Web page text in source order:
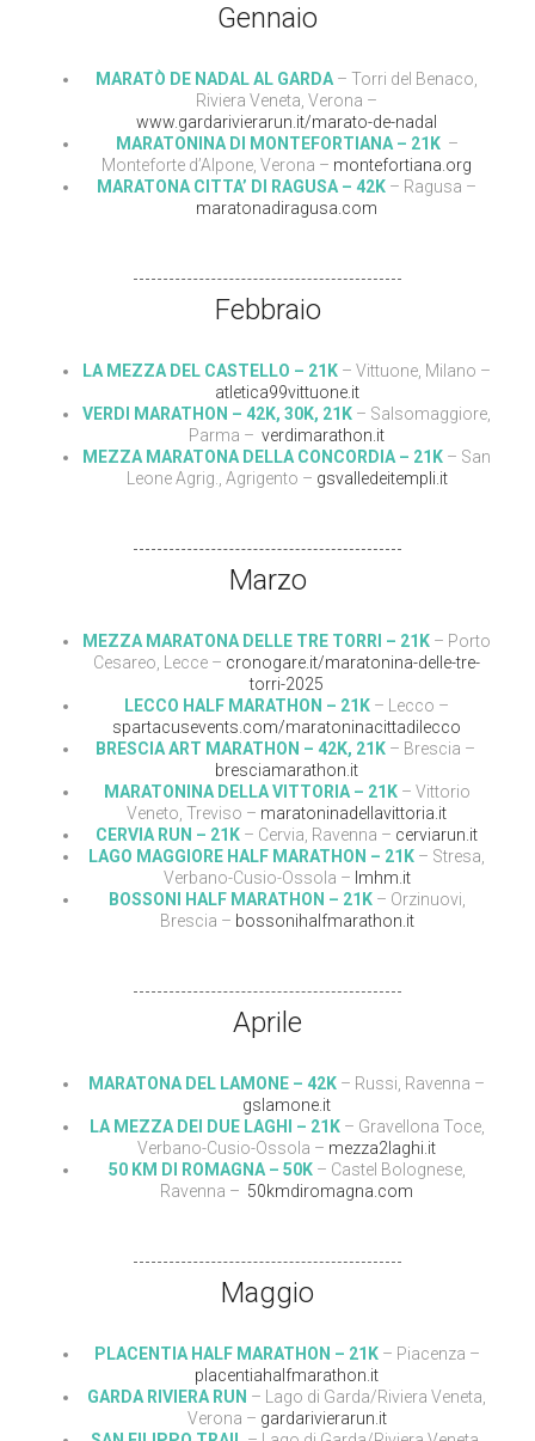
Gennaio
MARATÒ DE NADAL AL GARDA – Torri del Benaco,
Riviera Veneta, Verona –
www.gardarivierarun.it/marato-de-nadal
MARATONINA DI MONTEFORTIANA – 21K–
Monteforte d’Alpone, Verona – montefortiana.org
MARATONA CITTA’ DI RAGUSA – 42K – Ragusa –
maratonadiragusa.com
Febbraio
LA MEZZA DEL CASTELLO – 21K – Vittuone, Milano –
atletica99vittuone.it
VERDI MARATHON – 42K, 30K, 21K – Salsomaggiore,
Parma –verdimarathon.it
MEZZA MARATONA DELLA CONCORDIA – 21K – San
Leone Agrig., Agrigento – gsvalledeitempli.it
Marzo
MEZZA MARATONA DELLE TRE TORRI – 21K – Porto
Cesareo, Lecce – cronogare.it/maratonina-delle-tre-
torri-2025
LECCO HALF MARATHON – 21K – Lecco –
spartacusevents.com/maratoninacittadilecco
BRESCIA ART MARATHON – 42K, 21K– Brescia –
bresciamarathon.it
MARATONINA DELLA VITTORIA – 21K– Vittorio
Veneto, Treviso – maratoninadellavittoria.it
CERVIA RUN – 21K – Cervia, Ravenna – cerviarun.it
LAGO MAGGIORE HALF MARATHON – 21K – Stresa,
Verbano-Cusio-Ossola – lmhm.it
BOSSONI HALF MARATHON – 21K– Orzinuovi,
Brescia – bossonihalfmarathon.it
Aprile
MARATONA DEL LAMONE – 42K – Russi, Ravenna –
gslamone.it
LA MEZZA DEI DUE LAGHI – 21K– Gravellona Toce,
Verbano-Cusio-Ossola – mezza2laghi.it
50 KM DI ROMAGNA – 50K– Castel Bolognese,
Ravenna – 50kmdiromagna.com
Maggio
PLACENTIA HALF MARATHON – 21K– Piacenza –
placentiahalfmarathon.it
GARDA RIVIERA RUN – Lago di Garda/Riviera Veneta,
Verona – gardarivierarun.it